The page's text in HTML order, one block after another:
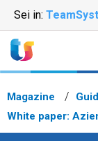
Sei in:
Magazine
White paper: